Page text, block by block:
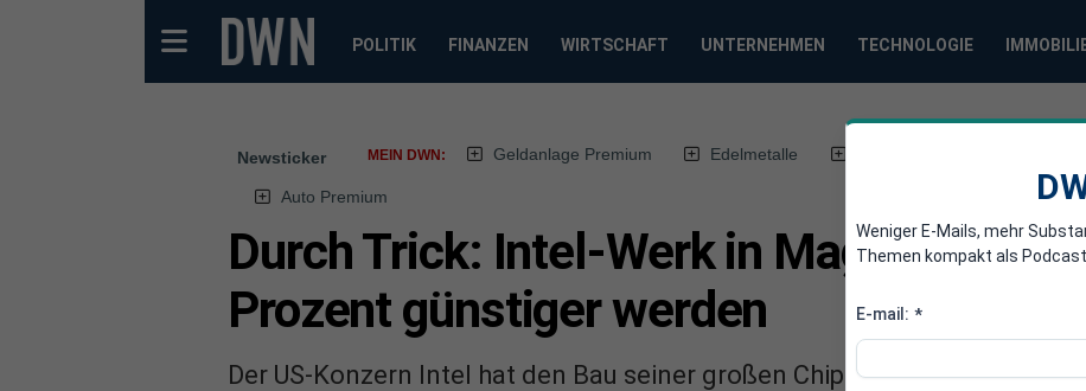
POLITIK FINANZEN WIRTSCHAFT UNTERNEHMEN TECHNOLOGIE
Newsticker MEIN DWN: Geldanlage Premium Edelmetalle
Auto Premium
Durch Trick: Intel-Werk in Magdeburg
Prozent günstiger werden
Der US-Konzern Intel hat den Bau seiner großen Chipfabrik in
Weniger E-Mails, mehr
Themen kompakt als
E-mail: *